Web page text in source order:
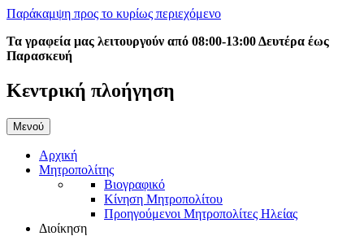
Παράκαμψη προς το κυρίως περιεχόμενο
Τα γραφεία μας λειτουργούν από 08:00-13:00 Δευτέρα έως
Παρασκευή
Κεντρική πλοήγηση
Μενού
Αρχική
Μητροπολίτης
Βιογραφικό
Κίνηση Μητροπολίτου
Προηγούμενοι Μητροπολίτες Ηλείας
Διοίκηση